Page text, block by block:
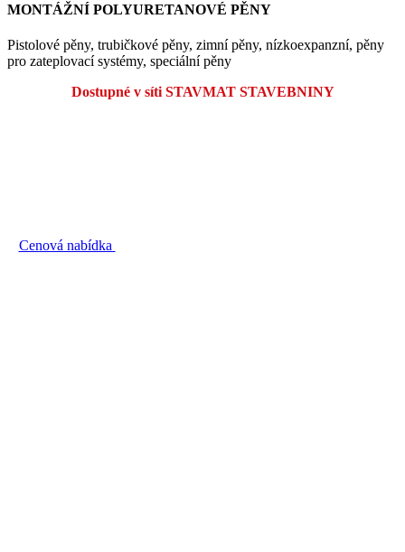
MONTÁŽNÍ POLYURETANOVÉ PĚNY
Pistolové pěny, trubičkové pěny, zimní pěny, nízkoexpanzní, pěny
pro zateplovací systémy, speciální pěny
Dostupné v síti STAVMAT STAVEBNINY
Cenová nabídka